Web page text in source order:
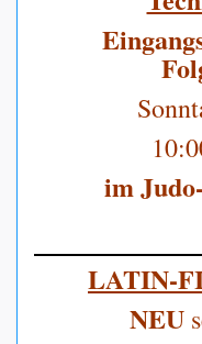
im
LATIN-
NEU